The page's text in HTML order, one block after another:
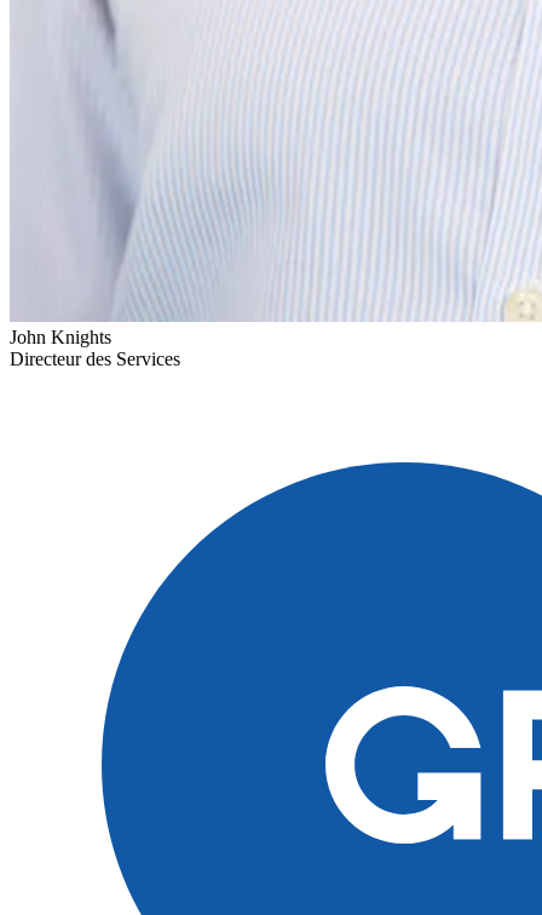
John Knights
Directeur des Services